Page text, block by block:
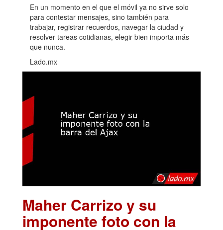
En un momento en el que el móvil ya no sirve solo
para contestar mensajes, sino también para
trabajar, registrar recuerdos, navegar la ciudad y
resolver tareas cotidianas, elegir bien importa más
que nunca.
Lado.mx
Maher Carrizo y su
imponente foto con la